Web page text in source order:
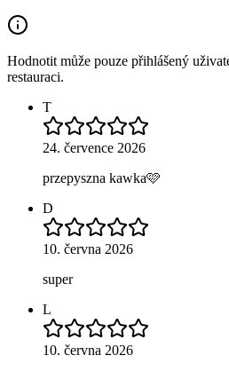
Hodnotit může pouze přihlášený
restauraci.
T
24. července 2026
przepyszna kawka🩷
D
10. června 2026
super
L
10. června 2026